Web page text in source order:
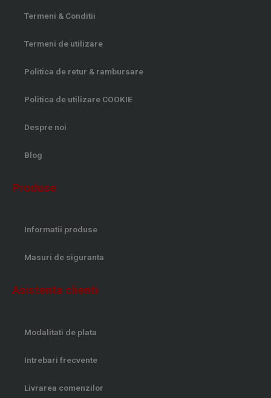
Termeni & Conditii
Termeni de utilizare
Politica de retur & rambursare
Politica de utilizare COOKIE
Despre noi
Blog
Produse
Informatii produse
Masuri de siguranta
Asistenta clienti
Modalitati de plata
Intrebari frecvente
Livrarea comenzilor